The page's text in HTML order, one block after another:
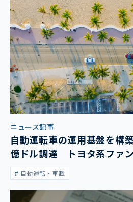
ニュース記事
自動運転車の運用基盤を構
億ドル調達 トヨタ系ファ
自動運転・車載